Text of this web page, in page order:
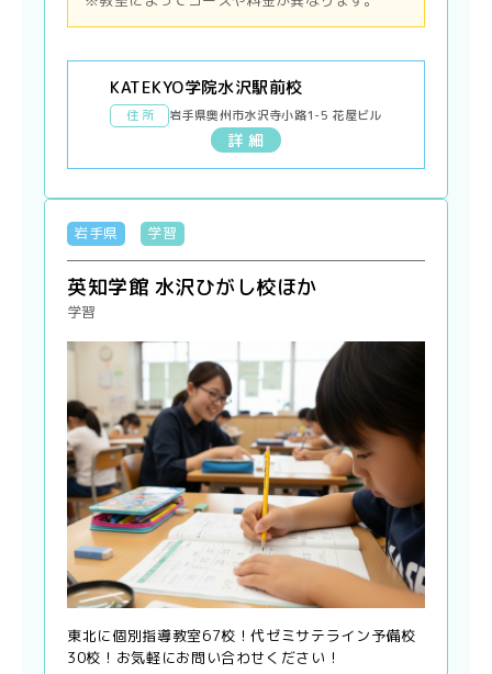
KATEKYO学院水沢駅前校
住 所 岩手県奥州市水沢寺小路1-5 花屋ビル
詳 細
岩手県 学習
英知学館 水沢ひがし校ほか
学習
東北に個別指導教室67校！代ゼミサテライン予備校
30校！お気軽にお問い合わせください！